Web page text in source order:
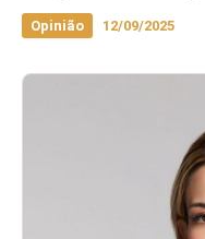
Opinião 12/09/2025